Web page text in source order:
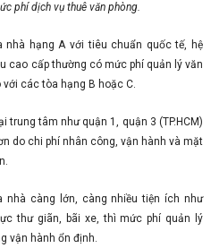
phí dịch vụ thuê văn phòng.
nhà hạng A với tiêu chuẩn quốc tế, hệ
cao cấp thường có mức phí quản lý văn
các tòa hạng B hoặc C.
trung tâm như quận 1, quận 3 (TP.HCM)
do chi phí nhân công, vận hành và mặt
nhà càng lớn, càng nhiều tiện ích như
thư giãn, bãi xe, thì mức phí quản lý
vận hành ổn định.